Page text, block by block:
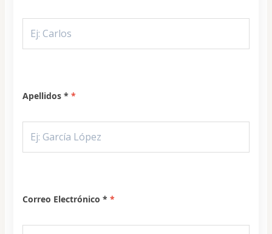
Apellidos *
Correo Electrónico *